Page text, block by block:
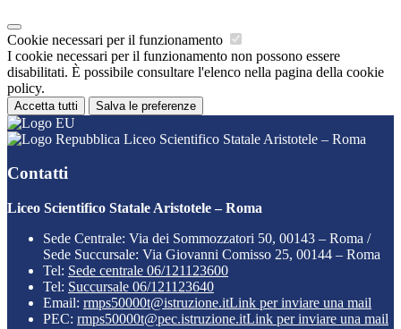
Cookie necessari per il funzionamento
I cookie necessari per il funzionamento non possono essere
disabilitati. È possibile consultare l'elenco nella pagina della cookie
policy.
Accetta tutti Salva le preferenze
Liceo Scientifico Statale Aristotele – Roma
Contatti
Liceo Scientifico Statale Aristotele – Roma
Sede Centrale: Via dei Sommozzatori 50, 00143 – Roma /
Sede Succursale: Via Giovanni Comisso 25, 00144 – Roma
Tel: Sede centrale 06/121123600
Tel: Succursale 06/121123640
Email: rmps50000t@istruzione.itLink per inviare una mail
PEC: rmps50000t@pec.istruzione.itLink per inviare una mail